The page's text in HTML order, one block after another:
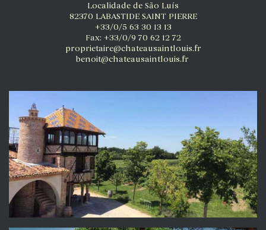
Localidade de São Luís
82370 LABASTIDE SAINT PIERRE
+33/0/5 63 30 13 13
Fax: +33/0/9 70 62 12 72
proprietaire@chateausaintlouis.fr
benoit@chateausaintlouis.fr